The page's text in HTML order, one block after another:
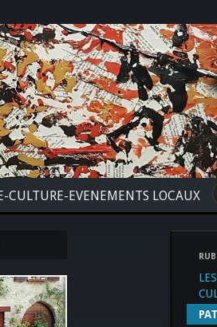
CULTURE-EVENEMENTS LOCAUX